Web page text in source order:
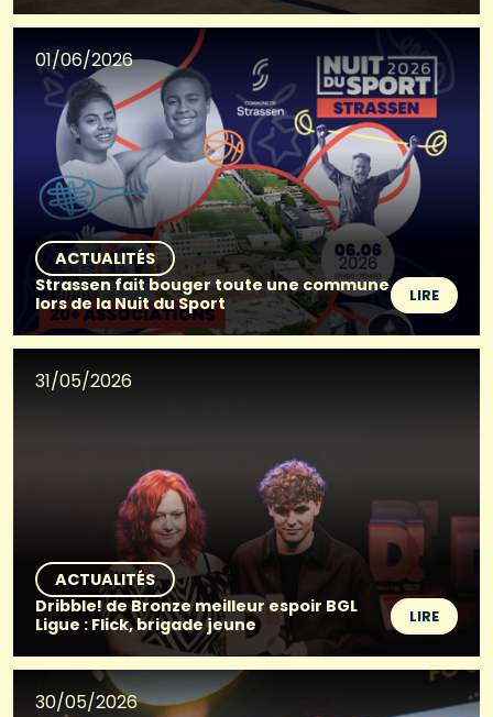
01/06/2026
ACTUALITÉS
Strassen fait bouger toute une commune
lors de la Nuit du Sport
LIRE
31/05/2026
ACTUALITÉS
Dribble! de Bronze meilleur espoir BGL
Ligue : Flick, brigade jeune
LIRE
30/05/2026